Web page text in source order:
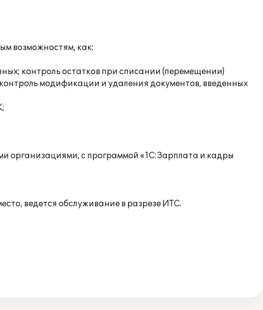
возможностям, как:
контроль остатков при списании (перемещении)
модификации и удаления документов, введенных
организациями, с программой «1С:Зарплата и кадры
ведется обслуживание в разрезе ИТС.